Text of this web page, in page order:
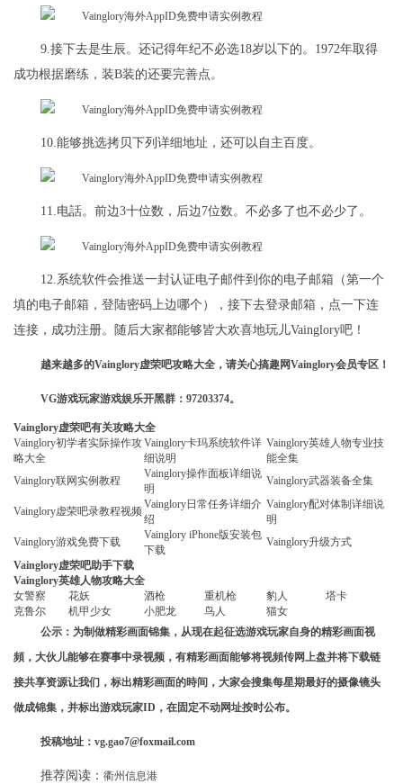
9.接下去是生辰。还记得年纪不必选18岁以下的。1972年取得
成功根据磨练，装B装的还要完善点。
10.能够挑选拷贝下列详细地址，还可以自主百度。
11.电話。前边3十位数，后边7位数。不必多了也不必少了。
12.系统软件会推送一封认证电子邮件到你的电子邮箱（第一个
填的电子邮箱，登陆密码上边哪个），接下去登录邮箱，点一下连
连接，成功注册。随后大家都能够皆大欢喜地玩儿Vainglory吧！
越来越多的Vainglory虚荣吧攻略大全，请关心搞趣网Vainglory会员专区！
VG游戏玩家游戏娱乐开黑群：97203374。
Vainglory虚荣吧有关攻略大全
Vainglory初学者实际操作攻
略大全
Vainglory卡玛系统软件详
细说明
Vainglory英雄人物专业技
能全集
Vainglory联网实例教程
Vainglory操作面板详细说
明
Vainglory武器装备全集
Vainglory虚荣吧录教程视频
Vainglory日常任务详细介
绍
Vainglory配对体制详细说
明
Vainglory游戏免费下载
Vainglory iPhone版安装包
下载
‍Vainglory升级方式
Vainglory虚荣吧助手下载
Vainglory英雄人物攻略大全
女警察
花妖 酒枪 重机枪 豹人
塔卡
克鲁尔
机甲少女 小肥龙 鸟人
猫女
公示：为制做精彩画面锦集，从现在起征选游戏玩家自身的精彩画面视
頻，大伙儿能够在赛事中录视频，有精彩画面能够将视頻传网上盘并将下载链
接共享资源让我们，标出精彩画面的時间，大家会搜集每星期最好的摄像镜头
做成锦集，并标出游戏玩家ID，在固定不动网址按时公布。
投稿地址：vg.gao7@foxmail.com
推荐阅读： 衢州信息港